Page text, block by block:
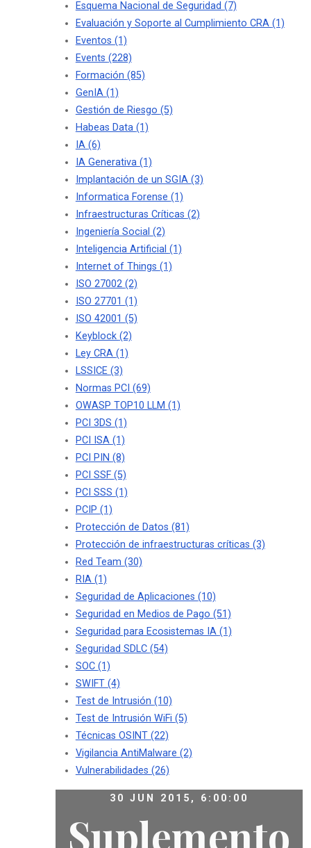
Esquema Nacional de Seguridad (7)
Evaluación y Soporte al Cumplimiento CRA (1)
Eventos (1)
Events (228)
Formación (85)
GenIA (1)
Gestión de Riesgo (5)
Habeas Data (1)
IA (6)
IA Generativa (1)
Implantación de un SGIA (3)
Informatica Forense (1)
Infraestructuras Críticas (2)
Ingeniería Social (2)
Inteligencia Artificial (1)
Internet of Things (1)
ISO 27002 (2)
ISO 27701 (1)
ISO 42001 (5)
Keyblock (2)
Ley CRA (1)
LSSICE (3)
Normas PCI (69)
OWASP TOP10 LLM (1)
PCI 3DS (1)
PCI ISA (1)
PCI PIN (8)
PCI SSF (5)
PCI SSS (1)
PCIP (1)
Protección de Datos (81)
Protección de infraestructuras críticas (3)
Red Team (30)
RIA (1)
Seguridad de Aplicaciones (10)
Seguridad en Medios de Pago (51)
Seguridad para Ecosistemas IA (1)
Seguridad SDLC (54)
SOC (1)
SWIFT (4)
Test de Intrusión (10)
Test de Intrusión WiFi (5)
Técnicas OSINT (22)
Vigilancia AntiMalware (2)
Vulnerabilidades (26)
30 JUN 2015, 6:00:00
Suplemento